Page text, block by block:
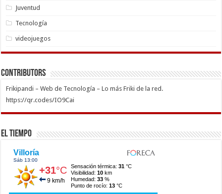
Juventud
Tecnología
videojuegos
Contributors
Frikipandi – Web de Tecnología – Lo más Friki de la red.
https://qr.codes/IO9Cai
El Tiempo